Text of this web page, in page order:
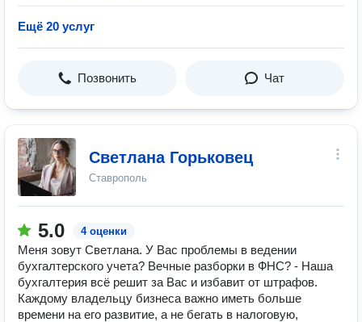
Ещё 20 услуг
Позвонить Чат
Светлана Горьковец
Ставрополь
5.0 4 оценки
Меня зовут Светлана. У Вас проблемы в ведении
бухгалтерского учета? Вечные разборки в ФНС? - Наша
бухгалтерия всё решит за Вас и избавит от штрафов.
Каждому владельцу бизнеса важно иметь больше
времени на его развитие, а не бегать в налоговую,